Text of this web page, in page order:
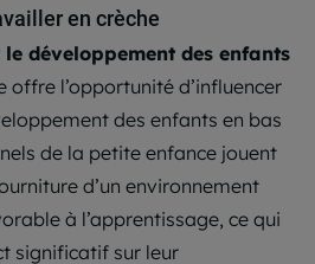
en crèche
développement des enfants
offre l’opportunité d’influencer
des enfants en bas
de la petite enfance jouent
d’un environnement
à l’apprentissage, ce qui
significatif sur leur